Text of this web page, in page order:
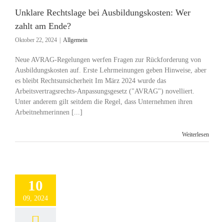
Unklare Rechtslage bei Ausbildungskosten: Wer
zahlt am Ende?
Oktober 22, 2024 Allgemein
Neue AVRAG-Regelungen werfen Fragen zur Rückforderung von
Ausbildungskosten auf. Erste Lehrmeinungen geben Hinweise, aber
es bleibt Rechtsunsicherheit Im März 2024 wurde das
Arbeitsvertragsrechts-Anpassungsgesetz ("AVRAG") novelliert.
Unter anderem gilt seitdem die Regel, dass Unternehmen ihren
Arbeitnehmerinnen [...]
Weiterlesen
10
09, 2024